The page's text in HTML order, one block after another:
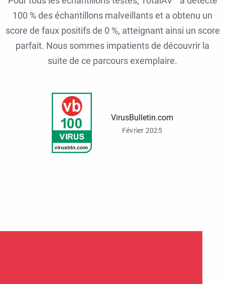
100 % des échantillons malveillants et a obtenu un
score de faux positifs de 0 %, atteignant ainsi un score
parfait. Nous sommes impatients de découvrir la
suite de ce parcours exemplaire.
VirusBulletin.com
Février 2025